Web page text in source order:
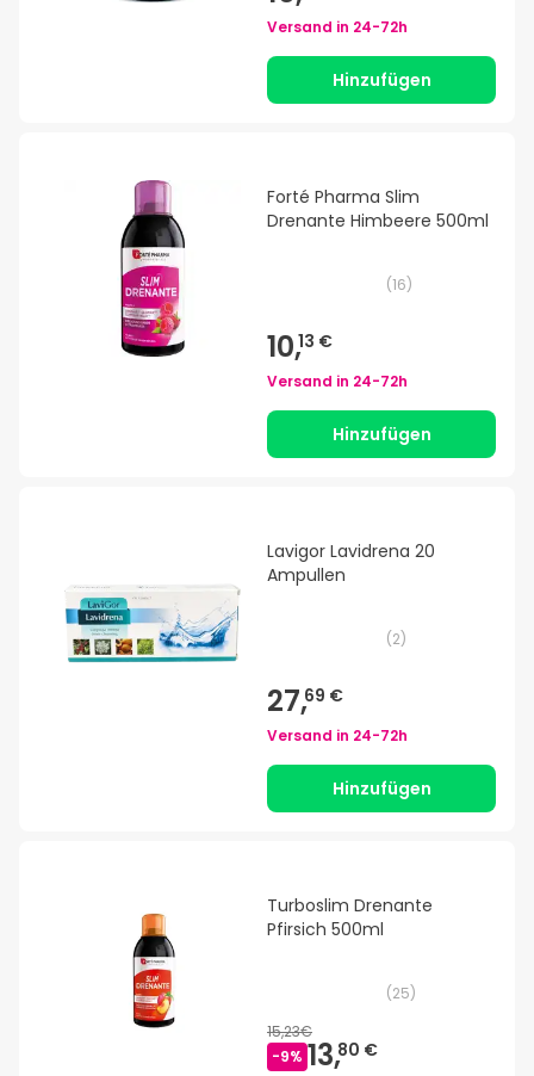
Versand in 24-72h
Hinzufügen
Forté Pharma Slim
Drenante Himbeere 500ml
(16)
10,13 €
Versand in 24-72h
Hinzufügen
Lavigor Lavidrena 20
Ampullen
(2)
27,69 €
Versand in 24-72h
Hinzufügen
Turboslim Drenante
Pfirsich 500ml
(25)
15,23€
-9% 13,80 €